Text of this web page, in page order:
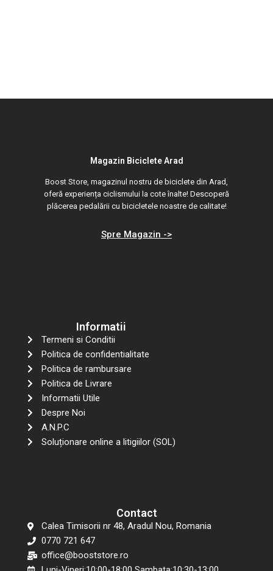
Magazin Biciclete Arad
Boost Store, magazinul nostru de biciclete din Arad,
oferă experiența ciclismului la cote înalte! Descoperă
plăcerea pedalării cu bicicletele noastre de calitate!
Spre Magazin ->
Informatii
Termeni si Conditii
Politica de confidentialitate
Politica de rambursare
Politica de Livrare
Informatii Utile
Despre Noi
A.N.P.C
Soluționare online a litigiilor (SOL)
Contact
Calea Timisorii nr 48, Aradul Nou, Romania
0770 721 647
office@booststore.ro